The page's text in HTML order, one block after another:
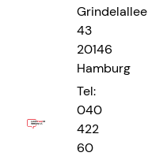
Grindelallee
43
20146
Hamburg
Tel:
040
422
60